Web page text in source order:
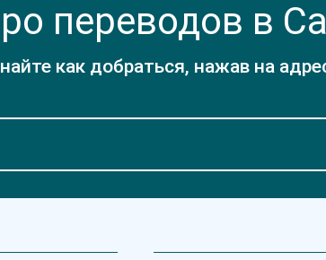
переводов в
как добраться, нажав на